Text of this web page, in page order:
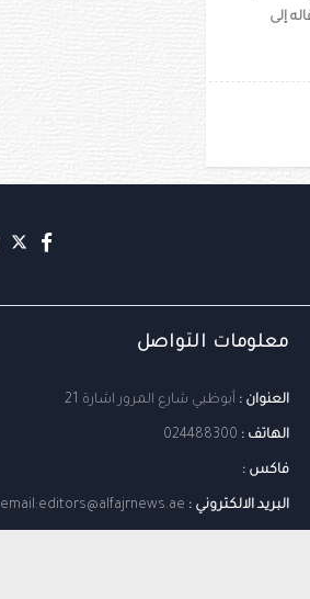
إلى
معلومات التواصل
العنوان : أبوظبي شارع المرور اشارة 21
الهاتف : 024488300
فاكس :
البريد الالكتروني : email:editors@alfajrnews.ae